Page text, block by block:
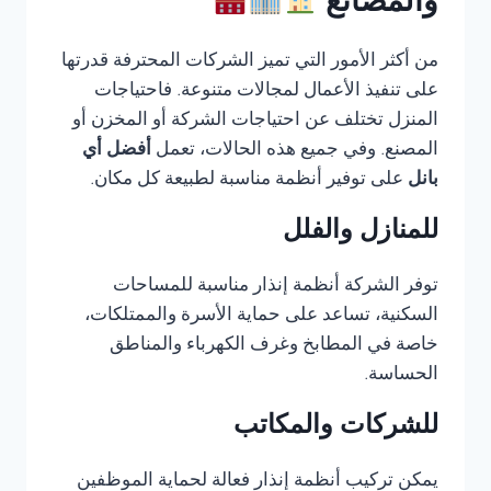
والمصانع
من أكثر الأمور التي تميز الشركات المحترفة قدرتها
على تنفيذ الأعمال لمجالات متنوعة. فاحتياجات
المنزل تختلف عن احتياجات الشركة أو المخزن أو
المصنع. وفي جميع هذه الحالات، تعمل أفضل أي
بانل على توفير أنظمة مناسبة لطبيعة كل مكان.
للمنازل والفلل
توفر الشركة أنظمة إنذار مناسبة للمساحات
السكنية، تساعد على حماية الأسرة والممتلكات،
خاصة في المطابخ وغرف الكهرباء والمناطق
الحساسة.
للشركات والمكاتب
يمكن تركيب أنظمة إنذار فعالة لحماية الموظفين